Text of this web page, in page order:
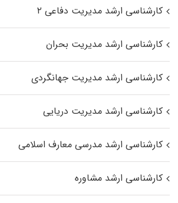
کارشناسی ارشد مدیریت دفاعی ۲
کارشناسی ارشد مدیریت بحران
کارشناسی ارشد مدیریت جهانگردی
کارشناسی ارشد مدیریت دریایی
کارشناسی ارشد مدرسی معارف اسلامی
کارشناسی ارشد مشاوره